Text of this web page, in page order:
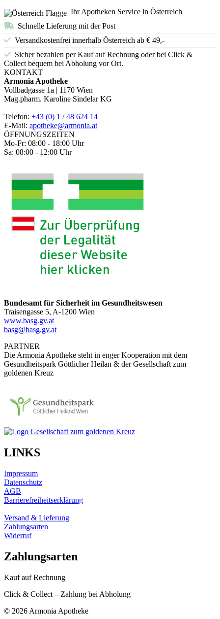
Ihr Apotheken Service in Österreich
Schnelle Lieferung mit der Post
Versandkostenfrei innerhalb Österreich ab € 49,-
Sicher bezahlen per Kauf auf Rechnung oder bei Click &
Collect bequem bei Abholung vor Ort.
KONTAKT
Armonia Apotheke
Vollbadgasse 1a | 1170 Wien
Mag.pharm. Karoline Sindelar KG
Telefon: +43 (0) 1 / 48 624 14
E-Mail: apotheke@armonia.at
ÖFFNUNGSZEITEN
Mo-Fr: 08:00 - 18:00 Uhr
Sa: 08:00 - 12:00 Uhr
Bundesamt für Sicherheit im Gesundheitswesen
Traisengasse 5, A-1200 Wien
www.basg.gv.at
basg@basg.gv.at
PARTNER
Die Armonia Apotheke steht in enger Kooperation mit dem
Gesundheitspark Göttlicher Heilan & der Gesellschaft zum
goldenen Kreuz
LINKS
Impressum
Datenschutz
AGB
Barrierefreiheitserklärung
Versand & Lieferung
Zahlungsarten
Widerruf
Zahlungsarten
Kauf auf Rechnung
Click & Collect – Zahlung bei Abholung
© 2026 Armonia Apotheke